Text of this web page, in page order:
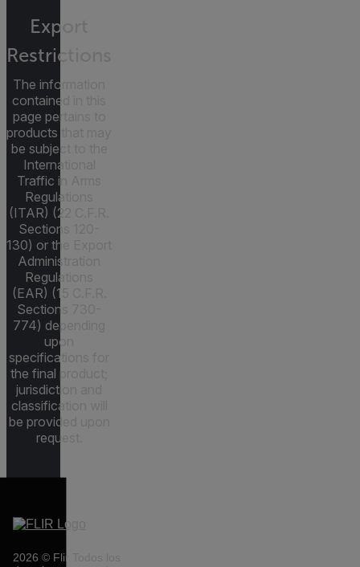
Export
Restrictions
The information
contained in this
page pertains to
products that may
be subject to the
International
Traffic in Arms
Regulations
(ITAR) (22 C.F.R.
Sections 120-
130) or the Export
Administration
Regulations
(EAR) (15 C.F.R.
Sections 730-
774) depending
upon
specifications for
the final product;
jurisdiction and
classification will
be provided upon
request.
2026 © Flir Todos los